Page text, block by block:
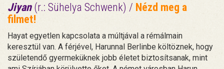
Jiyan (r.: Sühelya Schwenk) / Nézd meg a
filmet!
Hayat egyetlen kapcsolata a múltjával a rémálmain
keresztül van. A férjével, Harunnal Berlinbe költöznek, hogy
születendő gyermeküknek jobb életet biztosítsanak, mint